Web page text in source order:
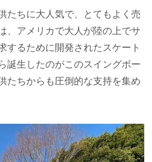
たちに大人気で、とてもよく売
、アメリカで大人が陸の上でサ
するために開発されたスケート
誕生したのがこのスイングボー
たちからも圧倒的な支持を集め